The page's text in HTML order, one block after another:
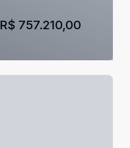
R$ 757.210,00